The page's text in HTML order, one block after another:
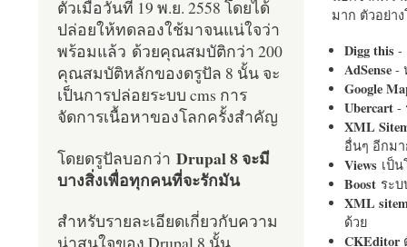
มาก ตัวอย่า
Digg this-
AdSense-
Google
Ubercart-
XML
อื่นๆ อีกม
Views เป็
Boost ระ
XML
ด้วย
CKEditor
ตัวเมื่อวันที่ 19 พ.ย. 2558 โดยได้
ปล่อยให้ทดลองใช้มาจนแน่ใจว่า
พร้อมแล้ว ด้วยคุณสมบัติกว่า 200
คุณสมบัติหลักของดรูปัล 8 นั้น จะ
เป็นการปล่อยระบบ cms การ
จัดการเนื้อหาของโลกครั้งสำคัญ
โดยดรูปัลบอกว่า Drupal 8 จะมี
บางสิ่งเพื่อทุกคนที่จะรักมัน
สำหรับรายละเอียดเกี่ยวกับความ
น่าสนใจของ Drupal 8 นั้น